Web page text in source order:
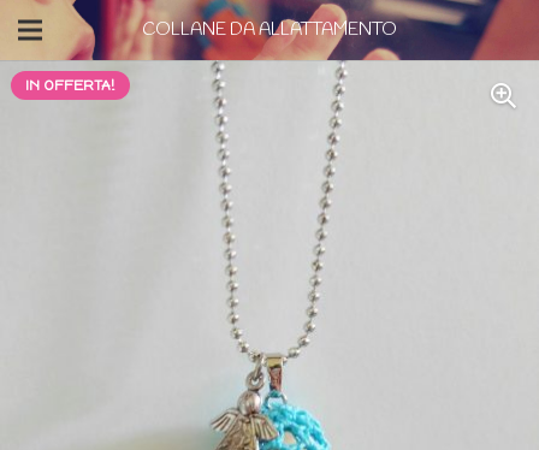
COLLANE DA ALLATTAMENTO
IN OFFERTA!